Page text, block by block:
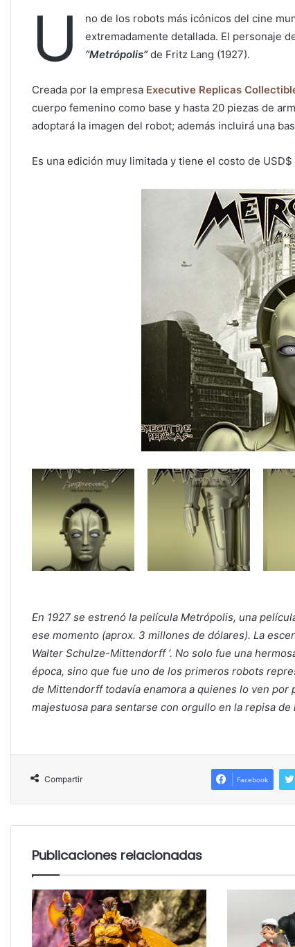
U no de los robots más icónicos del cine
extremadamente detallada. El personaje
“Metrópolis”de Fritz Lang (1927).
Creada por la empresa Executive Replicas
cuerpo femenino como base y hasta 20 piezas de
adoptará la imagen del robot; además incluirá una
Es una edición muy limitada y tiene el costo de
En 1927 se estrenó la película Metrópolis, una
ese momento (aprox. 3 millones de dólares). La
Walter Schulze-Mittendorff ‘. No solo fue una
época, sino que fue uno de los primeros robots
de Mittendorff todavía enamora a quienes lo ven
majestuosa para sentarse con orgullo en la repisa
Compartir Facebook
Publicaciones relacionadas